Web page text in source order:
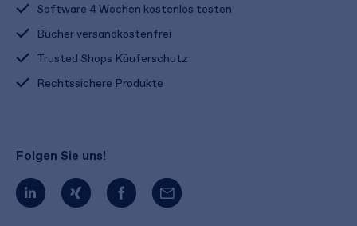
Software 4 Wochen kostenlos testen
Bücher versandkostenfrei
Trusted Shops Käuferschutz
Rechtssichere Produkte
Folgen Sie uns!